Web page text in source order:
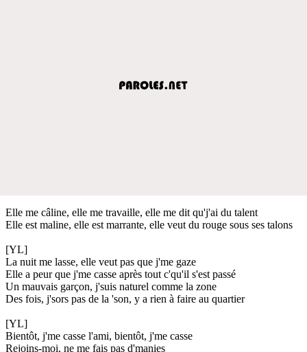
Elle me câline, elle me travaille, elle me dit qu'j'ai du talent
Elle est maline, elle est marrante, elle veut du rouge sous ses talons
[YL]
La nuit me lasse, elle veut pas que j'me gaze
Elle a peur que j'me casse après tout c'qu'il s'est passé
Un mauvais garçon, j'suis naturel comme la zone
Des fois, j'sors pas de la 'son, y a rien à faire au quartier
[YL]
Bientôt, j'me casse l'ami, bientôt, j'me casse
Rejoins-moi, ne me fais pas d'manies